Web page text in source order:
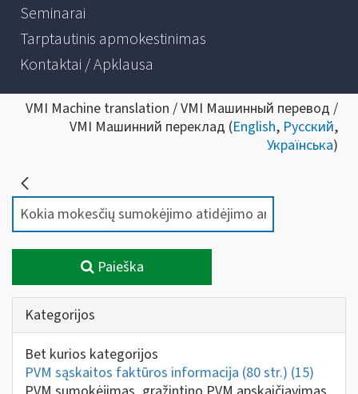
Seminarai
Tarptautinis apmokestinimas
Kontaktai / Apklausa
VMI Machine translation / VMI Машинный перевод /
VMI Машинний переклад (English, Русский,
Українська)
Paieška
Kategorijos
Bet kurios kategorijos
PVM sąskaitos faktūros informacija (80 str.) (15)